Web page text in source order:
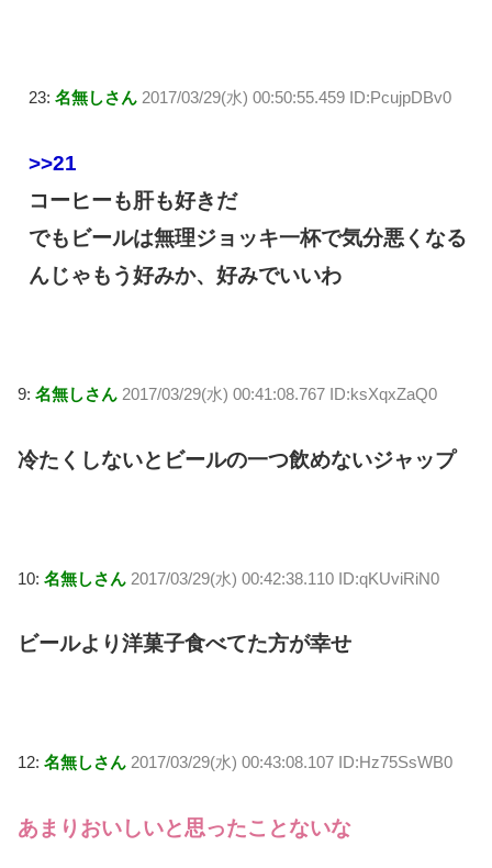
23: 名無しさん 2017/03/29(水) 00:50:55.459 ID:PcujpDBv0
>>21
コーヒーも肝も好きだ
でもビールは無理ジョッキ一杯で気分悪くなる
んじゃもう好みか、好みでいいわ
9: 名無しさん 2017/03/29(水) 00:41:08.767 ID:ksXqxZaQ0
冷たくしないとビールの一つ飲めないジャップ
10: 名無しさん 2017/03/29(水) 00:42:38.110 ID:qKUviRiN0
ビールより洋菓子食べてた方が幸せ
12: 名無しさん 2017/03/29(水) 00:43:08.107 ID:Hz75SsWB0
あまりおいしいと思ったことないな